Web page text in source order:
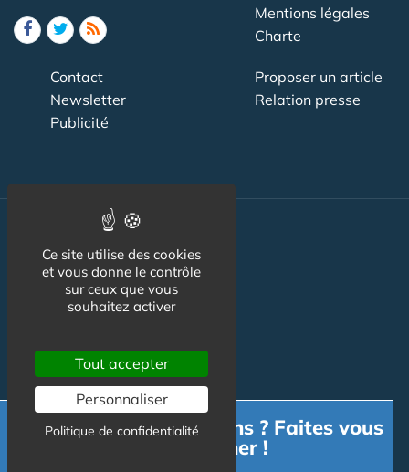
Mentions légales
Charte
Contact
Newsletter
Publicité
Proposer un article
Relation presse
Maisons de retraite
Résidences Service
Services à la personne
Logement Senior
Bien-êtreBesoin d'informations ? Faites vous
accompagner !
Ce site utilise des cookies
et vous donne le contrôle
sur ceux que vous
souhaitez activer
Tout accepter
Personnaliser
Politique de confidentialité